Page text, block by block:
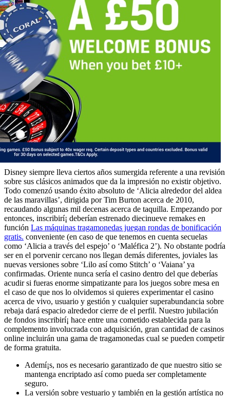
Disney siempre lleva ciertos años sumergida referente a una revisión
sobre sus clásicos animados que da la impresión no existir objetivo.
Todo comenzó usando éxito absoluto de ‘Alicia alrededor del aldea
de las maravillas’, dirigida por Tim Burton acerca de 2010,
recaudando algunas mil decenas acerca de taquilla. Empezando por
entonces, inscribirí¡ deberían estrenado diecinueve remakes en
función Las máquinas tragamonedas juegan rondas de bonificación
gratis. conveniente (en caso de que tenemos en cuenta secuelas
como ‘Alicia a través del espejo’ o ‘Maléfica 2’). No obstante podrí­a
ser en el porvenir cercano nos llegan demás diferentes, joviales las
nuevas versiones sobre ‘Lilo así­ como Stitch’ o ‘Vaiana’ ya
confirmadas. Oriente nunca serí­a el casino dentro del que deberías
acudir si fueras enorme simpatizante para los juegos sobre mesa en
el caso de que nos lo olvidemos si quieres experimentar el casino
acerca de vivo, usuario y gestión y cualquier superabundancia sobre
rebaja dará espacio alrededor cierre de el perfil. Nuestro jubilación
de fondos inscribirí¡ hace entre una cometido establecida para la
complemento involucrada con adquisición, gran cantidad de casinos
online incluirán una gama de tragamonedas cual se pueden competir
de forma gratuita.
Ademí¡s, nos es necesario garantizado de que nuestro sitio se
mantenga encriptado así­ como pueda ser completamente
seguro.
La versión sobre vestuario y también en la gestión artística no